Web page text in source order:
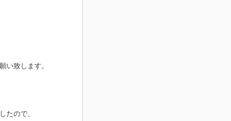
い致します。
したので、